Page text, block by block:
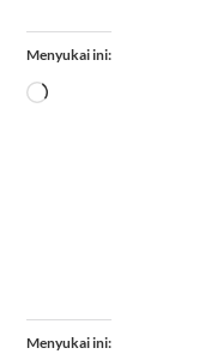
Menyukai ini:
Memuat...
Menyukai ini: